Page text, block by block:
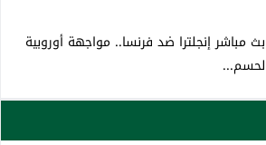
بث مباشر إنجلترا ضد فرنسا.. مواجهة أوروبية
لحسم...